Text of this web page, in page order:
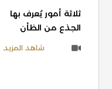
ثلاثة أمور يُعرف بها
الجذع من الظأن
شاهد المزيد